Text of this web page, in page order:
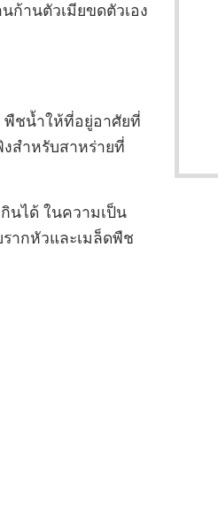
ก้านตัวเมียขดตัวเอง
พืชน้ำให้ที่อยู่อาศัยที่
สำหรับสาหร่ายที่
นได้ ในความเป็น
ากหัวและเมล็ดพืช